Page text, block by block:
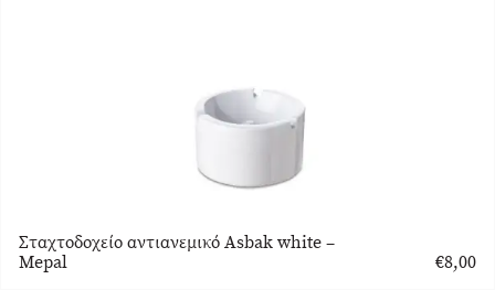
Σταχτοδοχείο αντιανεμικό Asbak white –
Mepal
€8,00